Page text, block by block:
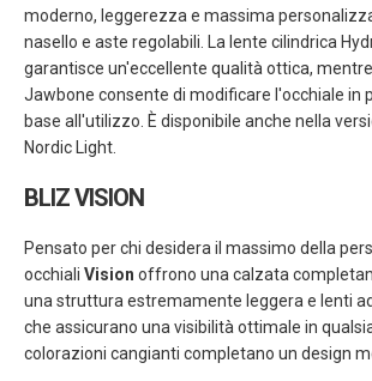
moderno, leggerezza e massima
nasello e aste regolabili. La lente cilindrica
garantisce un'eccellente qualità ottica,
Jawbone consente di modificare l'occhiale in
base all'utilizzo. È disponibile anche nella
Nordic Light.
BLIZ VISION
Pensato per chi desidera il massimo della
occhiali Vision offrono una calzata
una struttura estremamente leggera e lenti
che assicurano una visibilità ottimale in
colorazioni cangianti completano un design